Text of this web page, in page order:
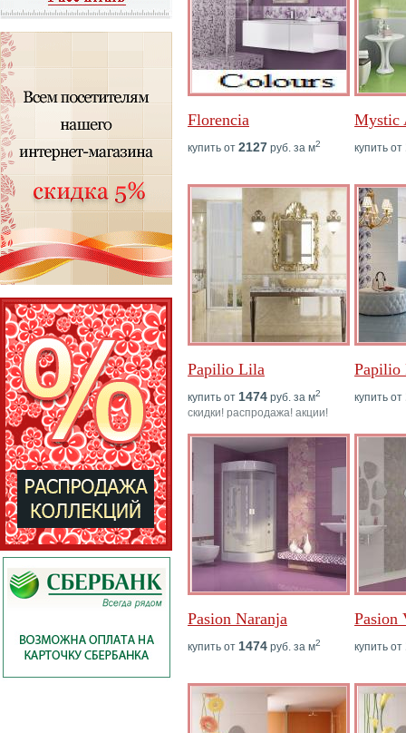
Florencia
купить от 2127 руб. за м2
Mystic
купить от
Papilio Lila
купить от 1474 руб. за м2
скидки! распродажа! акции!
Papilio
купить от
Pasion Naranja
купить от 1474 руб. за м2
Pasion
купить от